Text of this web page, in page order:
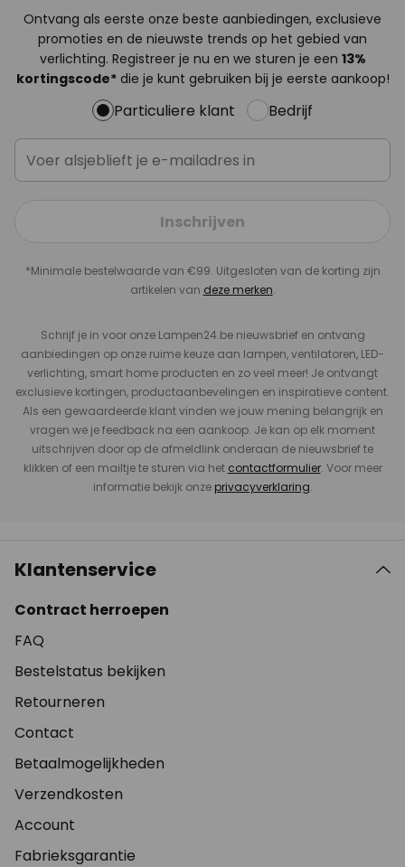
Ontvang als eerste onze beste aanbiedingen, exclusieve
promoties en de nieuwste trends op het gebied van
verlichting. Registreer je nu en we sturen je een 13%
kortingscode*die je kunt gebruiken bij je eerste aankoop!
Particuliere klant Bedrijf
Inschrijven
*Minimale bestelwaarde van €99. Uitgesloten van de korting zijn
artikelen van deze merken.
Schrijf je in voor onze Lampen24.be nieuwsbrief en ontvang
aanbiedingen op onze ruime keuze aan lampen, ventilatoren, LED-
verlichting, smart home producten en zo veel meer! Je ontvangt
exclusieve kortingen, productaanbevelingen en inspiratieve content.
Als een gewaardeerde klant vinden we jouw mening belangrijk en
vragen we je feedback na een aankoop. Je kan op elk moment
uitschrijven door op de afmeldlink onderaan de nieuwsbrief te
klikken of een mailtje te sturen via het contactformulier. Voor meer
informatie bekijk onze privacyverklaring.
Klantenservice
Contract herroepen
FAQ
Bestelstatus bekijken
Retourneren
Contact
Betaalmogelijkheden
Verzendkosten
Account
Fabrieksgarantie